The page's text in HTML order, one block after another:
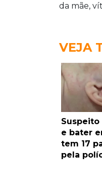
da mãe,
VEJA
e bater
tem 17
pela